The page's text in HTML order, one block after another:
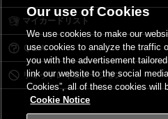
マイカードリスト
Ｑ＆Ａ
リミットレギュレーション
Our use of Cookies
We use cookies to make our
use cookies to analyze the traffic
you with the advertisement
link our website to the social
Cookies”, all of these cookies will
Cookie Notice